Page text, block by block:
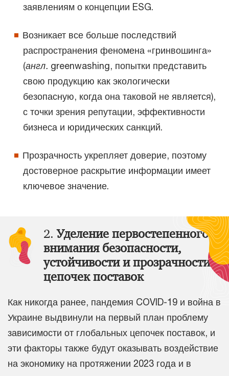
заявлениям о концепции ESG.
Возникает все больше последствий
распространения феномена «гринвошинга»
(англ. greenwashing, попытки представить
свою продукцию как экологически
безопасную, когда она таковой не является),
с точки зрения репутации, эффективности
бизнеса и юридических санкций.
Прозрачность укрепляет доверие, поэтому
достоверное раскрытие информации имеет
ключевое значение.
2.Уделение первостепенного
внимания безопасности,
устойчивости и прозрачности
цепочек поставок
Как никогда ранее, пандемия COVID-19 и война в
Украине выдвинули на первый план проблему
зависимости от глобальных цепочек поставок, и
эти факторы также будут оказывать воздействие
на экономику на протяжении 2023 года и в